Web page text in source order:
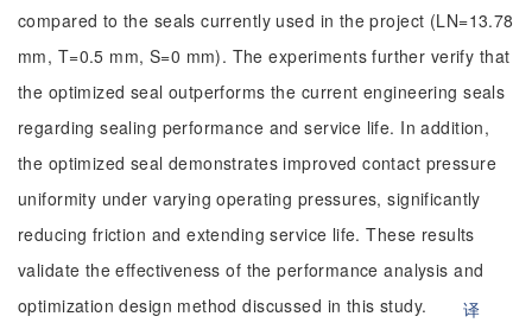
compared to the seals currently used in the project (LN=13.78
mm, T=0.5 mm, S=0 mm). The experiments further verify that
the optimized seal outperforms the current engineering seals
regarding sealing performance and service life. In addition,
the optimized seal demonstrates improved contact pressure
uniformity under varying operating pressures, significantly
reducing friction and extending service life. These results
validate the effectiveness of the performance analysis and
optimization design method discussed in this study.
译